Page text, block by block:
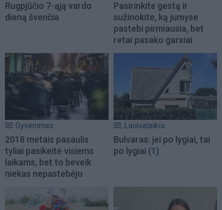
Rugpjūčio 7-ąją vardo
dieną švenčia
Pasirinkite gestą ir
sužinokite, ką jumyse
pastebi pirmiausia, bet
retai pasako garsiai
Gyvenimas
2018 metais pasaulis
tyliai pasikeitė visiems
laikams, bet to beveik
niekas nepastebėjo
Laisvalaikis
Bulvaras: jei po lygiai, tai
po lygiai (1)